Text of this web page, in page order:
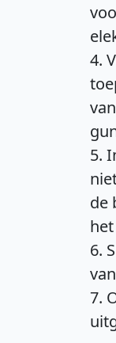
4.
5.
de
6.
7.